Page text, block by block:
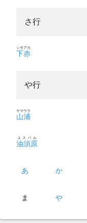
さ行
下赤
シモアカ
や行
山浦
ヤマウラ
油須原
ユスバル
あ か
ま や